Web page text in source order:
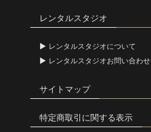
レンタルスタジオ
レンタルスタジオについて
レンタルスタジオお問い合わせ
サイトマップ
特定商取引に関する表示